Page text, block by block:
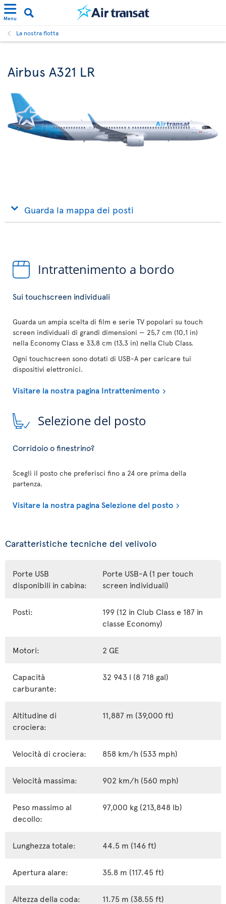
Menu
La nostra flotta
Airbus A321 LR
Guarda la mappa dei posti
Intrattenimento a bordo
Sui touchscreen individuali
Guarda un ampia scelta di film e serie TV popolari su touch
screen individuali di grandi dimensioni — 25,7 cm (10,1 in)
nella Economy Class e 33,8 cm (13,3 in) nella Club Class.
Ogni touchscreen sono dotati di USB-A per caricare tui
dispositivi elettronici.
Visitare la nostra pagina Intrattenimento
Selezione del posto
Corridoio o finestrino?
Scegli il posto che preferisci fino a 24 ore prima della
partenza.
Visitare la nostra pagina Selezione del posto
Caratteristiche tecniche del velivolo
Porte USB
disponibili in cabina:
Porte USB-A (1 per touch
screen individuali)
Posti:
199 (12 in Club Class e 187 in
classe Economy)
Motori: 2 GE
Capacità
carburante:
32 943 l (8 718 gal)
Altitudine di
crociera:
11,887 m (39,000 ft)
Velocità di crociera: 858 km/h (533 mph)
Velocità massima: 902 km/h (560 mph)
Peso massimo al
decollo:
97,000 kg (213,848 lb)
Lunghezza totale: 44.5 m (146 ft)
Apertura alare: 35.8 m (117.45 ft)
Altezza della coda: 11.75 m (38.55 ft)